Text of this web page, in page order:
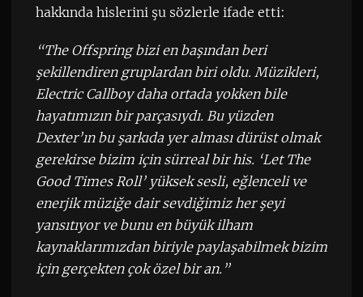
hakkında hislerini şu sözlerle ifade etti:
“The Offspring bizi en başından beri
şekillendiren gruplardan biri oldu. Müzikleri,
Electric Callboy daha ortada yokken bile
hayatımızın bir parçasıydı. Bu yüzden
Dexter’ın bu şarkıda yer alması dürüst olmak
gerekirse bizim için sürreal bir his. ‘Let The
Good Times Roll’ yüksek sesli, eğlenceli ve
enerjik müziğe dair sevdiğimiz her şeyi
yansıtıyor ve bunu en büyük ilham
kaynaklarımızdan biriyle paylaşabilmek bizim
için gerçekten çok özel bir an.”